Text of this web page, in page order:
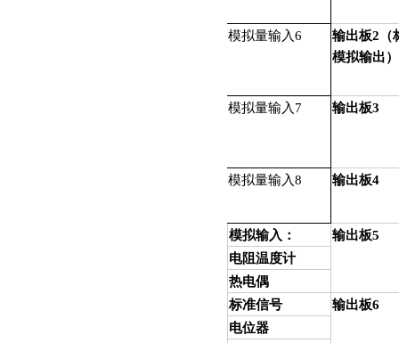
模拟量输入6 输出板2
模拟输出）
模拟量输入 7 输出板3
模拟量输入8 输出板4
模拟输入： 输出板5
电阻温度计
热电偶
标准信号
输出板6
电位器